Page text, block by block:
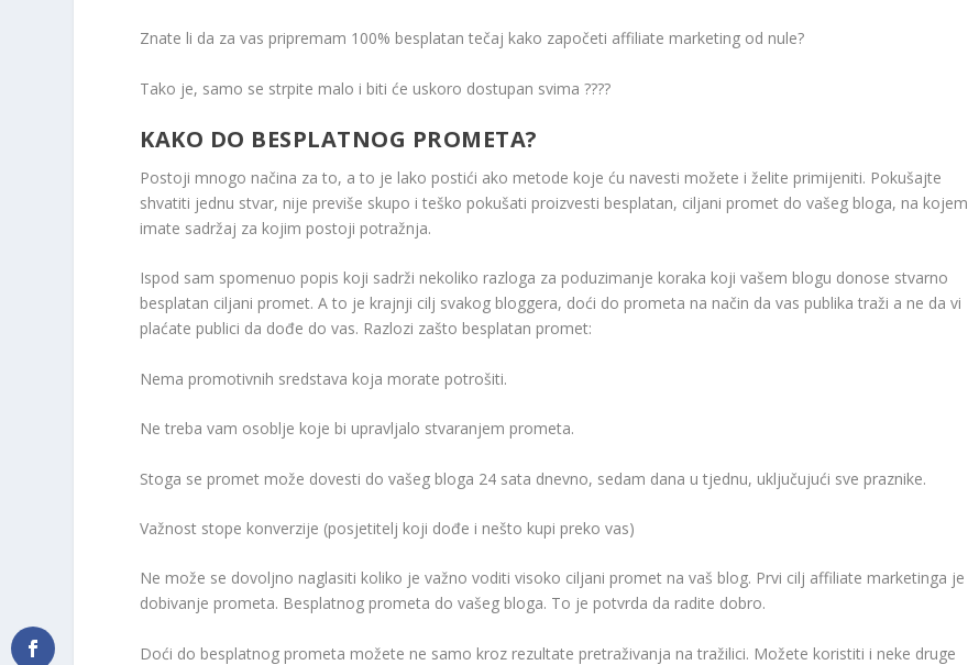
Znate li da za vas pripremam 100% besplatan tečaj kako započeti affiliate marketing od nule?
Tako je, samo se strpite malo i biti će uskoro dostupan svima ????
KAKO DO BESPLATNOG PROMETA?
Postoji mnogo načina za to, a to je lako postići ako metode koje ću navesti možete i želite primijeniti. Pokušajte
shvatiti jednu stvar, nije previše skupo i teško pokušati proizvesti besplatan, ciljani promet do vašeg bloga, na kojem
imate sadržaj za kojim postoji potražnja.
Ispod sam spomenuo popis koji sadrži nekoliko razloga za poduzimanje koraka koji vašem blogu donose stvarno
besplatan ciljani promet. A to je krajnji cilj svakog bloggera, doći do prometa na način da vas publika traži a ne da vi
plaćate publici da dođe do vas. Razlozi zašto besplatan promet:
Nema promotivnih sredstava koja morate potrošiti.
Ne treba vam osoblje koje bi upravljalo stvaranjem prometa.
Stoga se promet može dovesti do vašeg bloga 24 sata dnevno, sedam dana u tjednu, uključujući sve praznike.
Važnost stope konverzije (posjetitelj koji dođe i nešto kupi preko vas)
Ne može se dovoljno naglasiti koliko je važno voditi visoko ciljani promet na vaš blog. Prvi cilj affiliate marketinga je
dobivanje prometa. Besplatnog prometa do vašeg bloga. To je potvrda da radite dobro.
Doći do besplatnog prometa možete ne samo kroz rezultate pretraživanja na tražilici. Možete koristiti i neke druge